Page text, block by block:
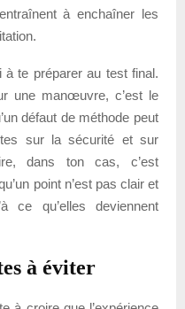
à enchaîner les
à te préparer au test final.
une manœuvre, c’est le
défaut de méthode peut
sur la sécurité et sur
dans ton cas, c’est
point n’est pas clair et
ce qu’elles deviennent
à éviter